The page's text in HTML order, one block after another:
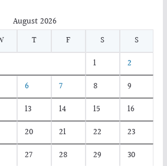
August 2026
T F S
S
1
2
6 7 8
9
13 14 15
16
20 21 22
23
27 28 29
30